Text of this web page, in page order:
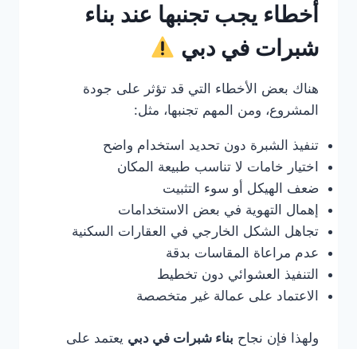
أخطاء يجب تجنبها عند بناء
شبرات في دبي
هناك بعض الأخطاء التي قد تؤثر على جودة
المشروع، ومن المهم تجنبها، مثل:
تنفيذ الشبرة دون تحديد استخدام واضح
اختيار خامات لا تناسب طبيعة المكان
ضعف الهيكل أو سوء التثبيت
إهمال التهوية في بعض الاستخدامات
تجاهل الشكل الخارجي في العقارات السكنية
عدم مراعاة المقاسات بدقة
التنفيذ العشوائي دون تخطيط
الاعتماد على عمالة غير متخصصة
ولهذا فإن نجاح بناء شبرات في دبي يعتمد على